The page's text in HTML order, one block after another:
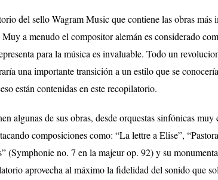
del sello Wagram Music que contiene las obras más
a menudo el compositor alemán es considerado
para la música es invaluable. Todo un
una importante transición a un estilo que se
están contenidas en este recopilatorio.
algunas de sus obras, desde orquestas sinfónicas muy
composiciones como: “La lettre a Elise”,
(Symphonie no. 7 en la majeur op. 92) y su
aprovecha al máximo la fidelidad del sonido que